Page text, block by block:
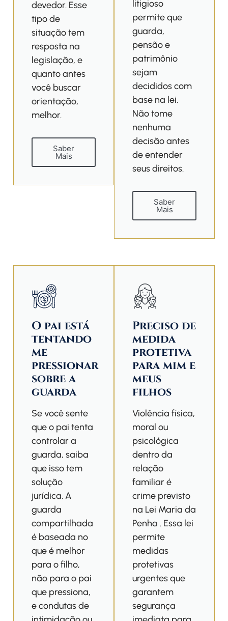
devedor. Esse
tipo de
situação tem
resposta na
legislação, e
quanto antes
você buscar
orientação,
melhor.
Saber
Mais
litigioso
permite que
guarda,
pensão e
patrimônio
sejam
decididos com
base na lei.
Não tome
nenhuma
decisão antes
de entender
seus direitos.
Saber
Mais
O pai está
tentando
me
pressionar
sobre a
guarda
Se você sente
que o pai tenta
controlar a
guarda, saiba
que isso tem
solução
jurídica. A
guarda
compartilhada
é baseada no
que é melhor
para o filho,
não para o pai
que pressiona,
e condutas de
Preciso de
medida
protetiva
para mim e
meus
filhos
Violência física,
moral ou
psicológica
dentro da
relação
familiar é
crime previsto
na Lei Maria da
Penha . Essa lei
permite
medidas
protetivas
urgentes que
garantem
segurança